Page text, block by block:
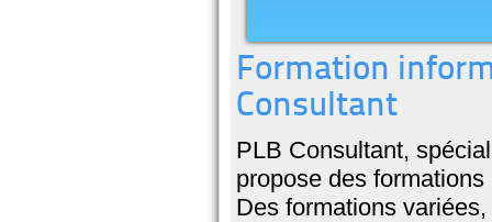
Formation
Consultant
PLB Consultant,
propose des
Des formations